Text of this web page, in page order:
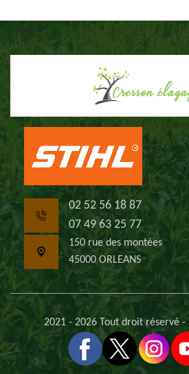
02 52 56 18 87
07 49 63 25 77
150 rue des montées
45000 ORLEANS
2021 - 2026 Tout droit réservé -